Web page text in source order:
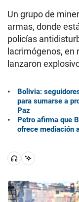
Un grupo de
armas, donde
policías
lacrimógenos,
lanzaron
Bolivia:
para sumarse a
Paz
Petro afirma que
ofrece mediación